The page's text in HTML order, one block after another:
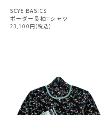
SCYE BASICS
ボーダー長袖Tシャツ
23,100円(税込)